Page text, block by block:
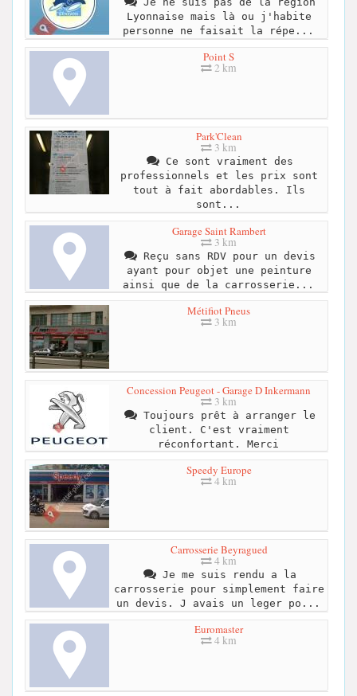
Lyonnaise mais là ou j'habite
personne ne faisait la répe...
Point S
2 km
Park'Clean
3 km
Ce sont vraiment des
professionnels et les prix sont
tout à fait abordables. Ils
sont...
Garage Saint Rambert
3 km
Reçu sans RDV pour un devis
ayant pour objet une peinture
ainsi que de la carrosserie...
Métifiot Pneus
3 km
Concession Peugeot - Garage D Inkermann
3 km
Toujours prêt à arranger le
client. C'est vraiment
réconfortant. Merci
Speedy Europe
4 km
Carrosserie Beyragued
4 km
Je me suis rendu a la
carrosserie pour simplement faire
un devis. J avais un leger po...
Euromaster
4 km